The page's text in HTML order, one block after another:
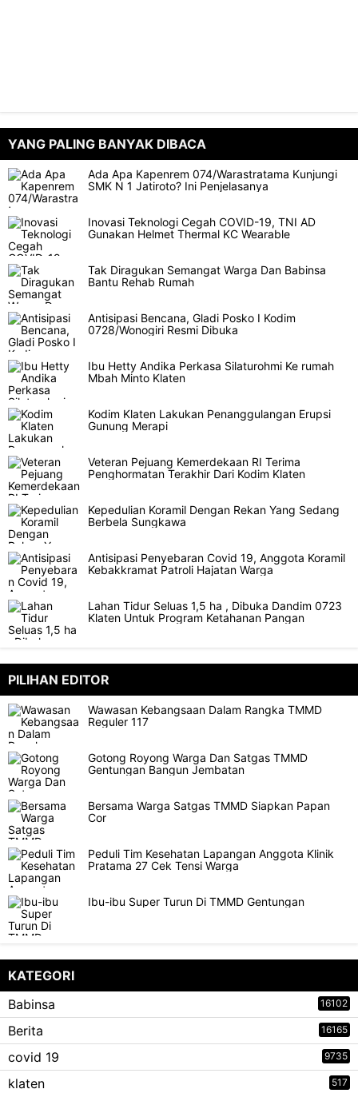
YANG PALING BANYAK DIBACA
Ada Apa Kapenrem 074/Warastratama Kunjungi
SMK N 1 Jatiroto? Ini Penjelasanya
Inovasi Teknologi Cegah COVID-19, TNI AD
Gunakan Helmet Thermal KC Wearable
Tak Diragukan Semangat Warga Dan Babinsa
Bantu Rehab Rumah
Antisipasi Bencana, Gladi Posko I Kodim
0728/Wonogiri Resmi Dibuka
Ibu Hetty Andika Perkasa Silaturohmi Ke rumah
Mbah Minto Klaten
Kodim Klaten Lakukan Penanggulangan Erupsi
Gunung Merapi
Veteran Pejuang Kemerdekaan RI Terima
Penghormatan Terakhir Dari Kodim Klaten
Kepedulian Koramil Dengan Rekan Yang Sedang
Berbela Sungkawa
Antisipasi Penyebaran Covid 19, Anggota Koramil
Kebakkramat Patroli Hajatan Warga
Lahan Tidur Seluas 1,5 ha , Dibuka Dandim 0723
Klaten Untuk Program Ketahanan Pangan
PILIHAN EDITOR
Wawasan Kebangsaan Dalam Rangka TMMD
Reguler 117
Gotong Royong Warga Dan Satgas TMMD
Gentungan Bangun Jembatan
Bersama Warga Satgas TMMD Siapkan Papan
Cor
Peduli Tim Kesehatan Lapangan Anggota Klinik
Pratama 27 Cek Tensi Warga
Ibu-ibu Super Turun Di TMMD Gentungan
KATEGORI
Babinsa
16102
Berita 16165
covid 19 9735
klaten 517